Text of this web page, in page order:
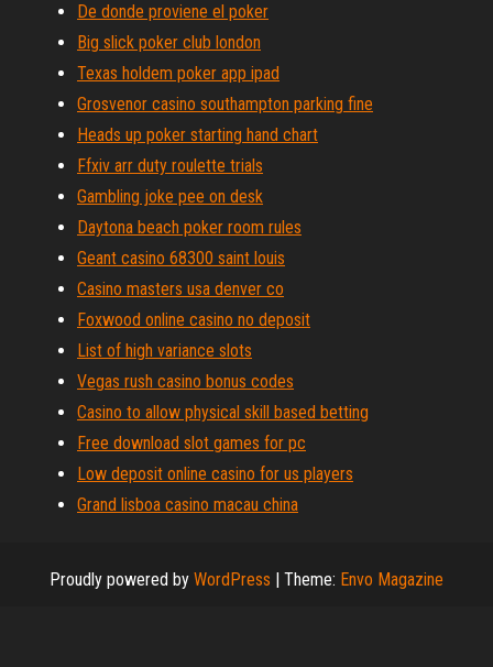
De donde proviene el poker
Big slick poker club london
Texas holdem poker app ipad
Grosvenor casino southampton parking fine
Heads up poker starting hand chart
Ffxiv arr duty roulette trials
Gambling joke pee on desk
Daytona beach poker room rules
Geant casino 68300 saint louis
Casino masters usa denver co
Foxwood online casino no deposit
List of high variance slots
Vegas rush casino bonus codes
Casino to allow physical skill based betting
Free download slot games for pc
Low deposit online casino for us players
Grand lisboa casino macau china
Proudly powered by WordPress | Theme: Envo Magazine